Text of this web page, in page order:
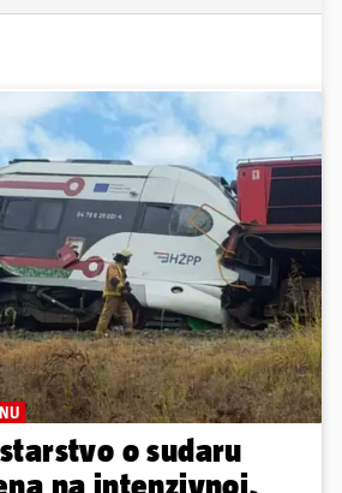
o sudaru
na intenzivnoj,